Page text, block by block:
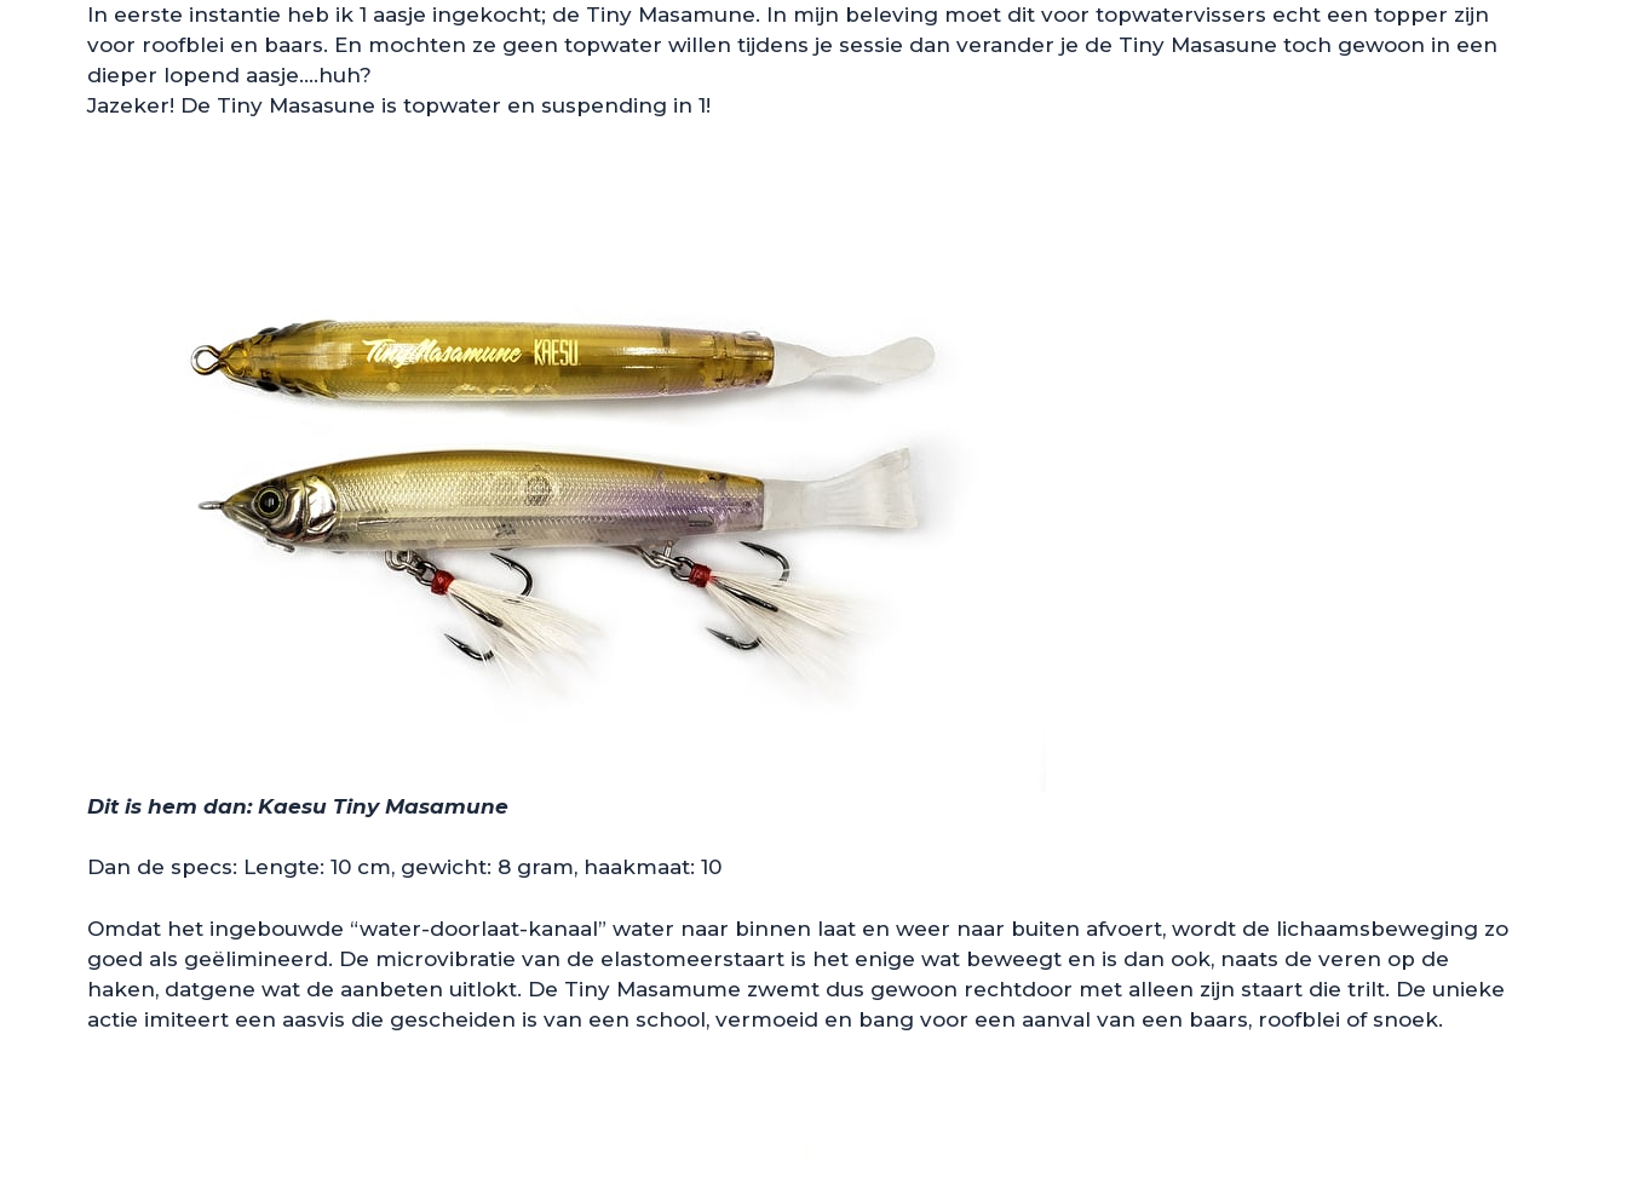
In eerste instantie heb ik 1 aasje ingekocht; de Tiny Masamune. In mijn beleving moet dit voor topwatervissers echt een topper zijn
voor roofblei en baars. En mochten ze geen topwater willen tijdens je sessie dan verander je de Tiny Masasune toch gewoon in een
dieper lopend aasje….huh?
Jazeker! De Tiny Masasune is topwater en suspending in 1!
Dit is hem dan: Kaesu Tiny Masamune
Dan de specs: Lengte: 10 cm, gewicht: 8 gram, haakmaat: 10
Omdat het ingebouwde “water-doorlaat-kanaal” water naar binnen laat en weer naar buiten afvoert, wordt de lichaamsbeweging zo
goed als geëlimineerd. De microvibratie van de elastomeerstaart is het enige wat beweegt en is dan ook, naats de veren op de
haken, datgene wat de aanbeten uitlokt. De Tiny Masamume zwemt dus gewoon rechtdoor met alleen zijn staart die trilt. De unieke
actie imiteert een aasvis die gescheiden is van een school, vermoeid en bang voor een aanval van een baars, roofblei of snoek.